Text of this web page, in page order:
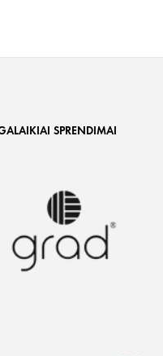
SPRENDIMAI